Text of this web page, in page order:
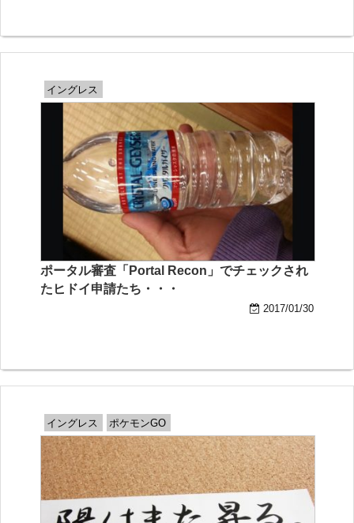
イングレス
ポータル審査「Portal Recon」でチェックされ
たヒドイ申請たち・・・
2017/01/30
イングレス ポケモンGO